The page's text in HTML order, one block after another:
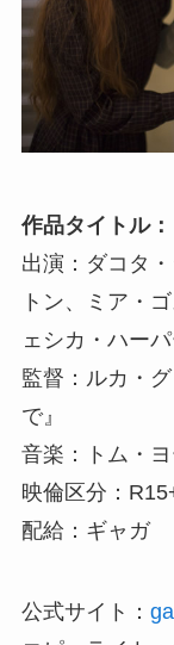
作品タイトル：
出演：ダコタ
トン、ミア・
ェシカ・ハー
監督：ルカ・
で』
音楽：トム・
映倫区分：
配給：ギャガ
公式サイト：